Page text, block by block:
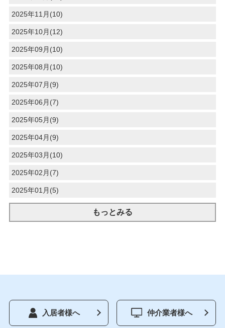
2025年11月(10)
2025年10月(12)
2025年09月(10)
2025年08月(10)
2025年07月(9)
2025年06月(7)
2025年05月(9)
2025年04月(9)
2025年03月(10)
2025年02月(7)
2025年01月(5)
もっとみる
入居者様へ 仲介業者様へ